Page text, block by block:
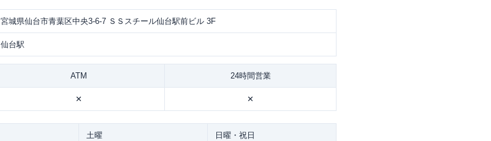
宮城県仙台市青葉区中央3-6-7 ＳＳスチール仙台駅前ビル 3F
仙台駅
ATM 24時間営業
✕ ✕
土曜 日曜・祝日